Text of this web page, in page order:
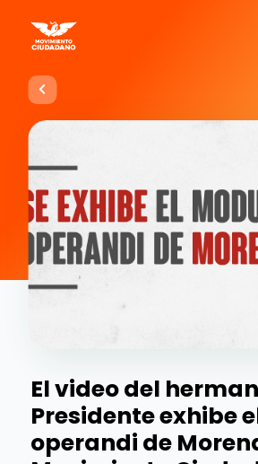
El video del
Presidente exhibe
operandi de